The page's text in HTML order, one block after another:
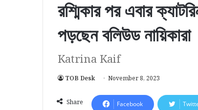
রশ্মিকার পর এবার
পড়ছেন বলিউড নায়িকারা
Katrina Kaif
TOB Desk November 8, 2023
Share Facebook